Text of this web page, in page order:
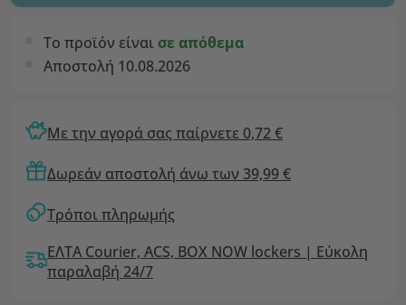
Το προϊόν είναι σε απόθεμα
Αποστολή 10.08.2026
Με την αγορά σας παίρνετε 0,72 €
Δωρεάν αποστολή άνω των 39,99 €
Τρόποι πληρωμής
ΕΛΤΑ Courier, ACS, BOX NOW lockers | Εύκολη
παραλαβή 24/7